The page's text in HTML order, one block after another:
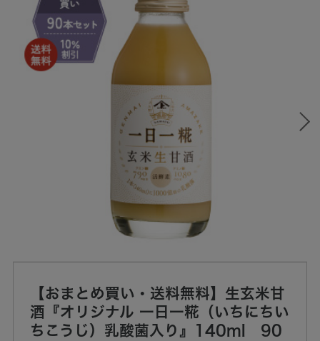
【おまとめ買い・送料無料】生玄米甘
酒『オリジナル 一日一糀（いちにちい
ちこうじ）乳酸菌入り』140ml 90